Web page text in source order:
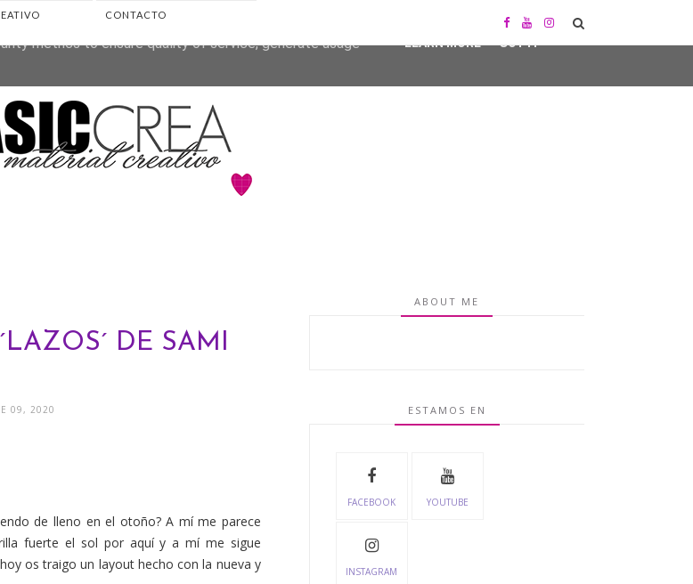
CONTACTO
DE SAMI
09, 2020
de lleno en el otoño? A mí me parece
fuerte el sol por aquí y a mí me sigue
os traigo un layout hecho con la nueva y
ABOUT ME
ESTAMOS EN
FACEBOOK YOUTUBE
INSTAGRAM
and to analyze traffic. Your IP address and user-agent
metrics to ensure quality of service, generate usage
LEARN MORE GOT IT